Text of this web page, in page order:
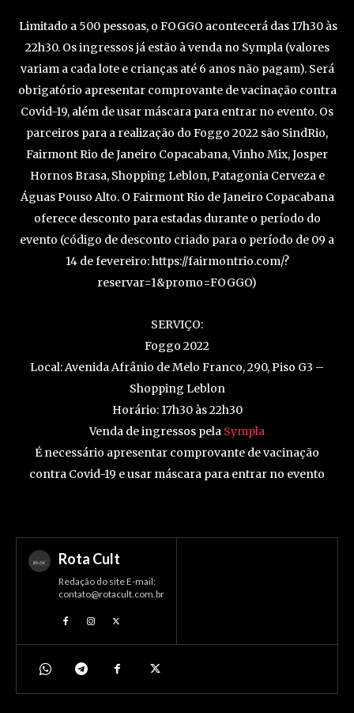
Limitado a 500 pessoas, o FOGGO acontecerá das 17h30 às
22h30. Os ingressos já estão à venda no Sympla (valores
variam a cada lote e crianças até 6 anos não pagam). Será
obrigatório apresentar comprovante de vacinação contra
Covid-19, além de usar máscara para entrar no evento. Os
parceiros para a realização do Foggo 2022 são SindRio,
Fairmont Rio de Janeiro Copacabana, Vinho Mix, Josper
Hornos Brasa, Shopping Leblon, Patagonia Cerveza e
Águas Pouso Alto. O Fairmont Rio de Janeiro Copacabana
oferece desconto para estadas durante o período do
evento (código de desconto criado para o período de 09 a
14 de fevereiro: https://fairmontrio.com/?
reservar=1&promo=FOGGO)
SERVIÇO:
Foggo 2022
Local: Avenida Afrânio de Melo Franco, 290, Piso G3 –
Shopping Leblon
Horário: 17h30 às 22h30
Venda de ingressos pela Sympla
É necessário apresentar comprovante de vacinação
contra Covid-19 e usar máscara para entrar no evento
Rota Cult
Redação do site E-mail:
contato@rotacult.com.br